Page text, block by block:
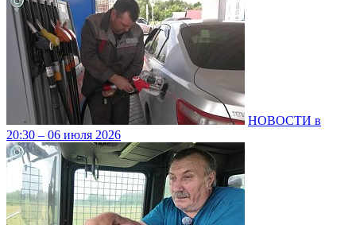
НОВОСТИ в
20:30 – 06 июля 2026